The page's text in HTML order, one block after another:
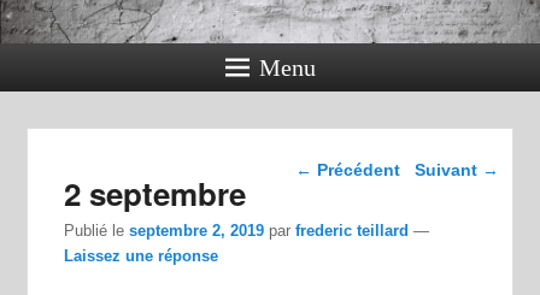
Menu
Navigation dans les
← Précédent Suivant →
2 septembre
Publié leseptembre 2, 2019 parfrederic teillard —
Laissez une réponse